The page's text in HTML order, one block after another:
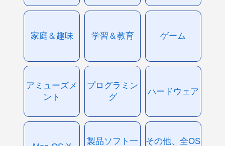
家庭＆趣味 学習＆教育 ゲーム
アミューズメ
ント
プログラミン
グ
ハードウェア
製品ソフト一
その他、全OS